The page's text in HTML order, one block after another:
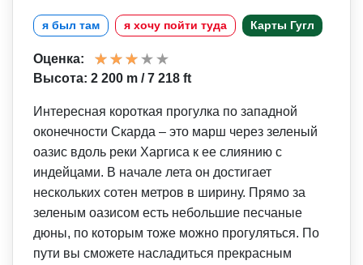
я был там я хочу пойти туда Карты Гугл
Оценка:
Высота: 2 200 m / 7 218 ft
Интересная короткая прогулка по западной
оконечности Скарда – это марш через зеленый
оазис вдоль реки Харгиса к ее слиянию с
индейцами. В начале лета он достигает
нескольких сотен метров в ширину. Прямо за
зеленым оазисом есть небольшие песчаные
дюны, по которым тоже можно прогуляться. По
пути вы сможете насладиться прекрасным